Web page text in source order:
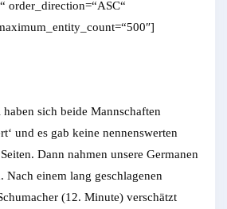
order_direction=“ASC“
sich beide Mannschaften
und es gab keine nennenswerten
Dann nahmen unsere Germanen
Nach einem lang geschlagenen
(12. Minute) verschätzt